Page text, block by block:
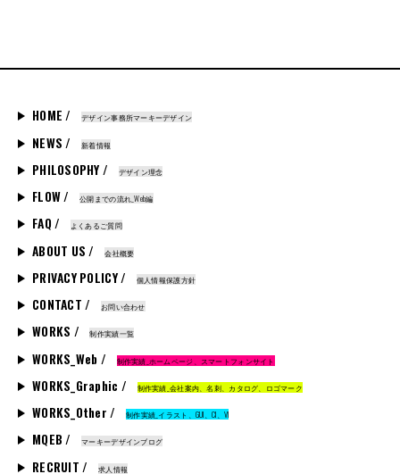
HOME / デザイン事務所マーキーデザイン
NEWS / 新着情報
PHILOSOPHY / デザイン理念
FLOW / 公開までの流れ_Web編
FAQ / よくあるご質問
ABOUT US / 会社概要
PRIVACY POLICY / 個人情報保護方針
CONTACT / お問い合わせ
WORKS / 制作実績一覧
WORKS_Web / 制作実績_ホームページ、スマートフォンサイト
WORKS_Graphic / 制作実績_会社案内、名刺、カタログ、ロゴマーク
WORKS_Other / 制作実績_イラスト、GUI、CI、VI
MQEB / マーキーデザインブログ
RECRUIT / 求人情報